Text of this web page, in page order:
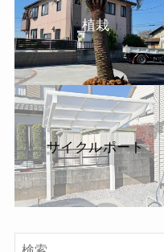
植栽
サイクルポート